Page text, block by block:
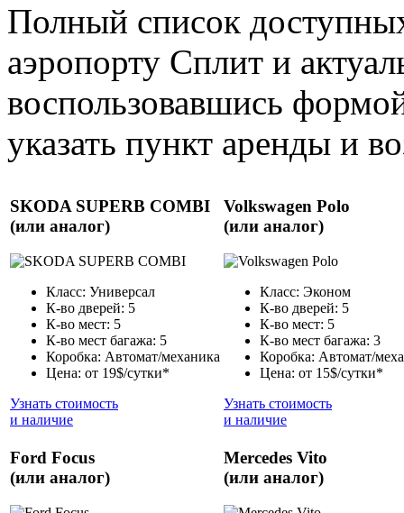
Полный список
аэропорту Сплит и
воспользовавшись
указать пункт аренды и
SKODA SUPERB COMBI
(или аналог)
Класс: Универсал
К-во дверей: 5
К-во мест: 5
К-во мест багажа: 5
Коробка: Автомат/механика
Цена: от 19$/сутки*
Узнать стоимость
и наличие
Volkswagen Polo
(или аналог)
Класс: Эконом
К-во дверей: 5
К-во мест: 5
К-во мест багажа: 3
Коробка: Автомат/
Цена: от 15$/сутки*
Узнать стоимость
и наличие
Ford Focus
(или аналог)
Mercedes Vito
(или аналог)